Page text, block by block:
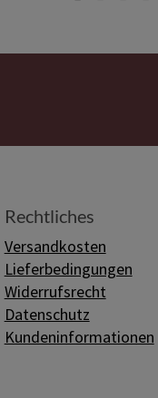
Rechtliches
Versandkosten
Lieferbedingungen
Widerrufsrecht
Datenschutz
Kundeninformationen